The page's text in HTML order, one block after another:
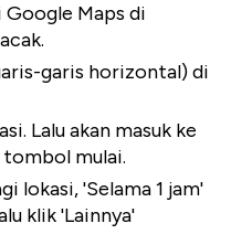
Google Maps di
garis horizontal) di
Lalu akan masuk ke
tombol mulai.
lokasi, 'Selama 1 jam'
klik 'Lainnya'